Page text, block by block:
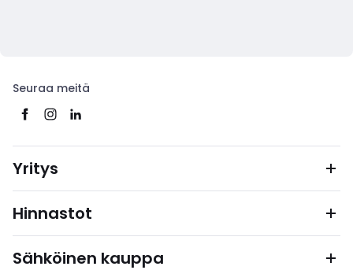
Seuraa meitä
Yritys
Hinnastot
Sähköinen kauppa